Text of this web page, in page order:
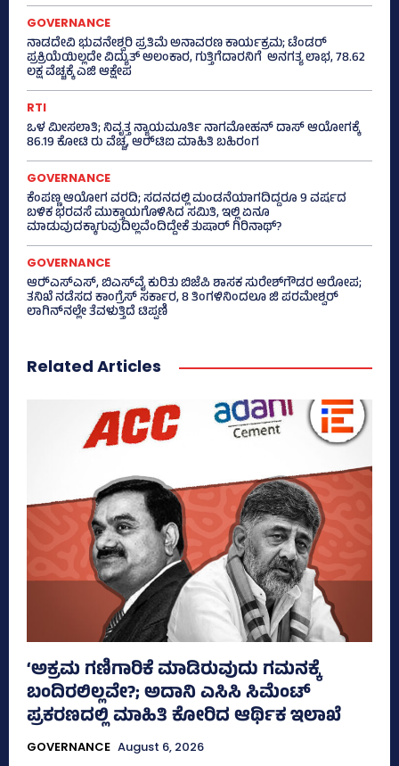
GOVERNANCE
ನಾಡದೇವಿ ಭುವನೇಶ್ವರಿ ಪ್ರತಿಮೆ ಅನಾವರಣ ಕಾರ್ಯಕ್ರಮ; ಟೆಂಡರ್
ಪ್ರಕ್ರಿಯೆಯಿಲ್ಲದೇ ವಿದ್ಯುತ್‌ ಅಲಂಕಾರ, ಗುತ್ತಿಗೆದಾರನಿಗೆ ಅನಗತ್ಯ ಲಾಭ, 78.62
ಲಕ್ಷ ವೆಚ್ಚಕ್ಕೆ ಎಜಿ ಆಕ್ಷೇಪ
RTI
ಒಳ ಮೀಸಲಾತಿ; ನಿವೃತ್ತ ನ್ಯಾಯಮೂರ್ತಿ ನಾಗಮೋಹನ್ ದಾಸ್ ಆಯೋಗಕ್ಕೆ
86.19 ಕೋಟಿ ರು ವೆಚ್ಚ, ಆರ್‍‌ಟಿಐ ಮಾಹಿತಿ ಬಹಿರಂಗ
GOVERNANCE
ಕೆಂಪಣ್ಣ ಆಯೋಗ ವರದಿ; ಸದನದಲ್ಲಿ ಮಂಡನೆಯಾಗದಿದ್ದರೂ 9 ವರ್ಷದ
ಬಳಿಕ ಭರವಸೆ ಮುಕ್ತಾಯಗೊಳಿಸಿದ ಸಮಿತಿ, ಇಲ್ಲಿ ಏನೂ
ಮಾಡುವುದಕ್ಕಾಗುವುದಿಲ್ಲವೆಂದಿದ್ದೇಕೆ ತುಷಾರ್ ಗಿರಿನಾಥ್?
GOVERNANCE
ಆರ್‍‌ಎಸ್‌ಎಸ್‌, ಬಿಎಸ್‌ವೈ ಕುರಿತು ಬಿಜೆಪಿ ಶಾಸಕ ಸುರೇಶ್‌ಗೌಡರ ಆರೋಪ;
ತನಿಖೆ ನಡೆಸದ ಕಾಂಗ್ರೆಸ್‌ ಸರ್ಕಾರ, 8 ತಿಂಗಳಿನಿಂದಲೂ ಜಿ ಪರಮೇಶ್ವರ್
ಲಾಗಿನ್‌ನಲ್ಲೇ ತೆವಳುತ್ತಿದೆ ಟಿಪ್ಪಣಿ
Related Articles
‘ಅಕ್ರಮ ಗಣಿಗಾರಿಕೆ ಮಾಡಿರುವುದು ಗಮನಕ್ಕೆ
ಬಂದಿರಲಿಲ್ಲವೇ?; ಅದಾನಿ ಎಸಿಸಿ ಸಿಮೆಂಟ್
ಪ್ರಕರಣದಲ್ಲಿ ಮಾಹಿತಿ ಕೋರಿದ ಆರ್ಥಿಕ ಇಲಾಖೆ
GOVERNANCE August 6, 2026